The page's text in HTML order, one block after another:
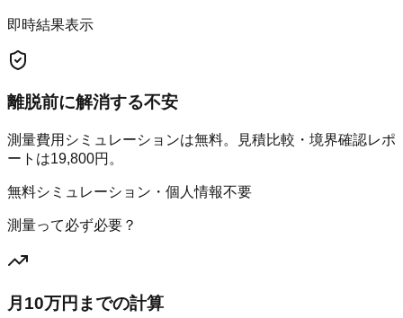
即時結果表示
離脱前に解消する不安
測量費用シミュレーションは無料。見積比較・境界確認レポ
ートは19,800円。
無料シミュレーション・個人情報不要
測量って必ず必要？
月10万円までの計算